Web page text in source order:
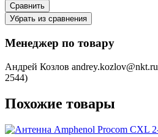
Сравнить
Убрать из сравнения
Менеджер по товару
Андрей Козлов andrey.kozlov@nkt.ru
2544)
Похожие товары